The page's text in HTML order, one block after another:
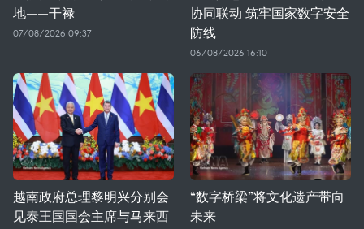
地——干禄
07/08/2026 09:37
协同联动 筑牢国家数字安全
防线
06/08/2026 16:10
越南政府总理黎明兴分别会
见泰王国国会主席与马来西
“数字桥梁”将文化遗产带向
未来